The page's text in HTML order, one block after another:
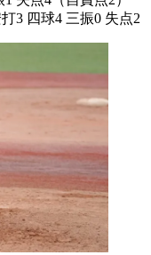
3 四球4 三振0 失点2